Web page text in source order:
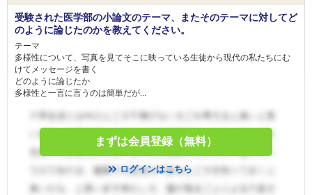
受験された医学部の小論文のテーマ、またそのテーマに対してど
のように論じたのかを教えてください。
テーマ
多様性について、写真を見てそこに映っている生徒から現代の私たちにむ
けてメッセージを書く
どのように論じたか
多様性と一言に言うのは簡単だが...
まずは会員登録（無料）
ログインはこちら